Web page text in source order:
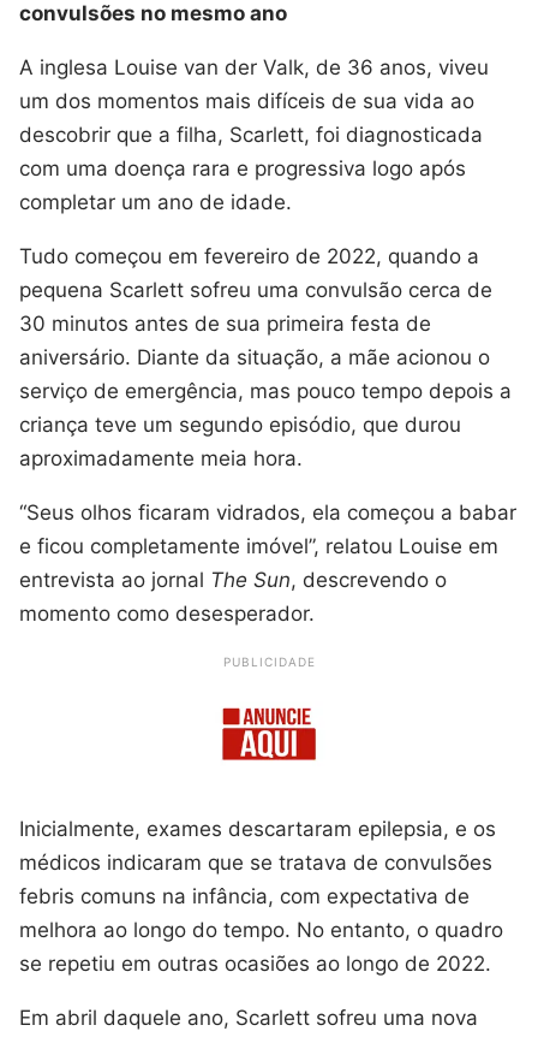
convulsões no mesmo ano
A inglesa Louise van der Valk, de 36 anos, viveu
um dos momentos mais difíceis de sua vida ao
descobrir que a filha, Scarlett, foi diagnosticada
com uma doença rara e progressiva logo após
completar um ano de idade.
Tudo começou em fevereiro de 2022, quando a
pequena Scarlett sofreu uma convulsão cerca de
30 minutos antes de sua primeira festa de
aniversário. Diante da situação, a mãe acionou o
serviço de emergência, mas pouco tempo depois a
criança teve um segundo episódio, que durou
aproximadamente meia hora.
“Seus olhos ficaram vidrados, ela começou a babar
e ficou completamente imóvel”, relatou Louise em
entrevista ao jornal The Sun, descrevendo o
momento como desesperador.
PUBLICIDADE
Inicialmente, exames descartaram epilepsia, e os
médicos indicaram que se tratava de convulsões
febris comuns na infância, com expectativa de
melhora ao longo do tempo. No entanto, o quadro
se repetiu em outras ocasiões ao longo de 2022.
Em abril daquele ano, Scarlett sofreu uma nova